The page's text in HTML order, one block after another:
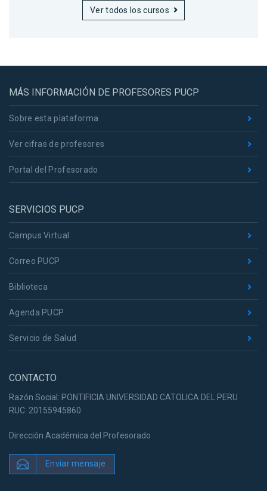
Ver todos los cursos
MÁS INFORMACIÓN DE PROFESORES PUCP
Sobre esta plataforma
Ver cifras de profesores
Portal del Profesorado
SERVICIOS PUCP
Campus Virtual
Correo PUCP
Biblioteca
Agenda PUCP
Servicio de Salud
CONTACTO
Razón Social: PONTIFICIA UNIVERSIDAD CATOLICA DEL PERU
RUC: 20155945860
Dirección Académica del Profesorado
Enviar mensaje